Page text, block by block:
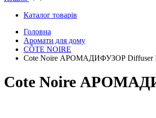
Каталог товарів
Головна
Аромати для дому
CÔTE NOIRE
Cote Noire АРОМАДИФУЗОР Diffuser
Cote Noire